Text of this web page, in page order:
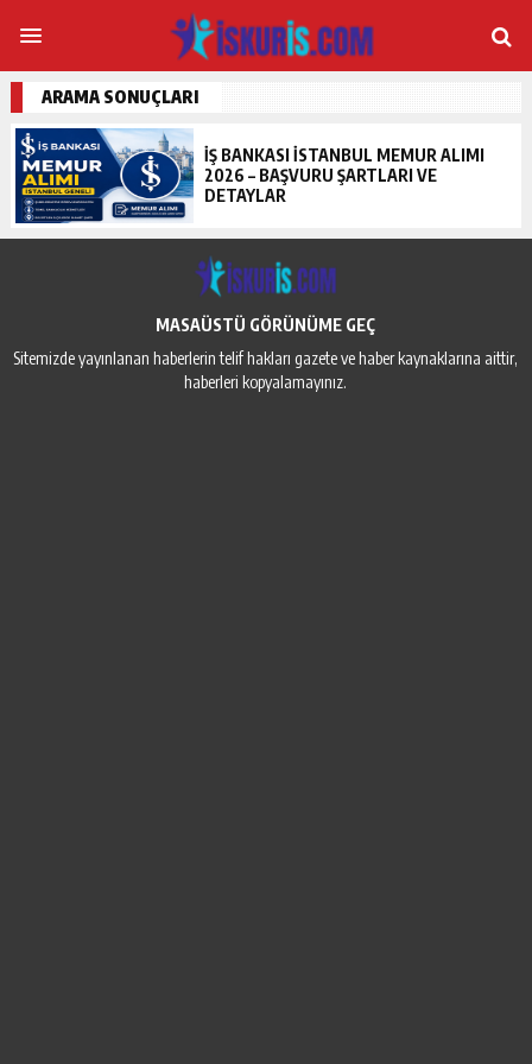
ARAMA SONUÇLARI
İŞ BANKASI İSTANBUL MEMUR ALIMI
2026 – BAŞVURU ŞARTLARI VE
DETAYLAR
MASAÜSTÜ GÖRÜNÜME GEÇ
Sitemizde yayınlanan haberlerin telif hakları gazete ve haber kaynaklarına aittir,
haberleri kopyalamayınız.